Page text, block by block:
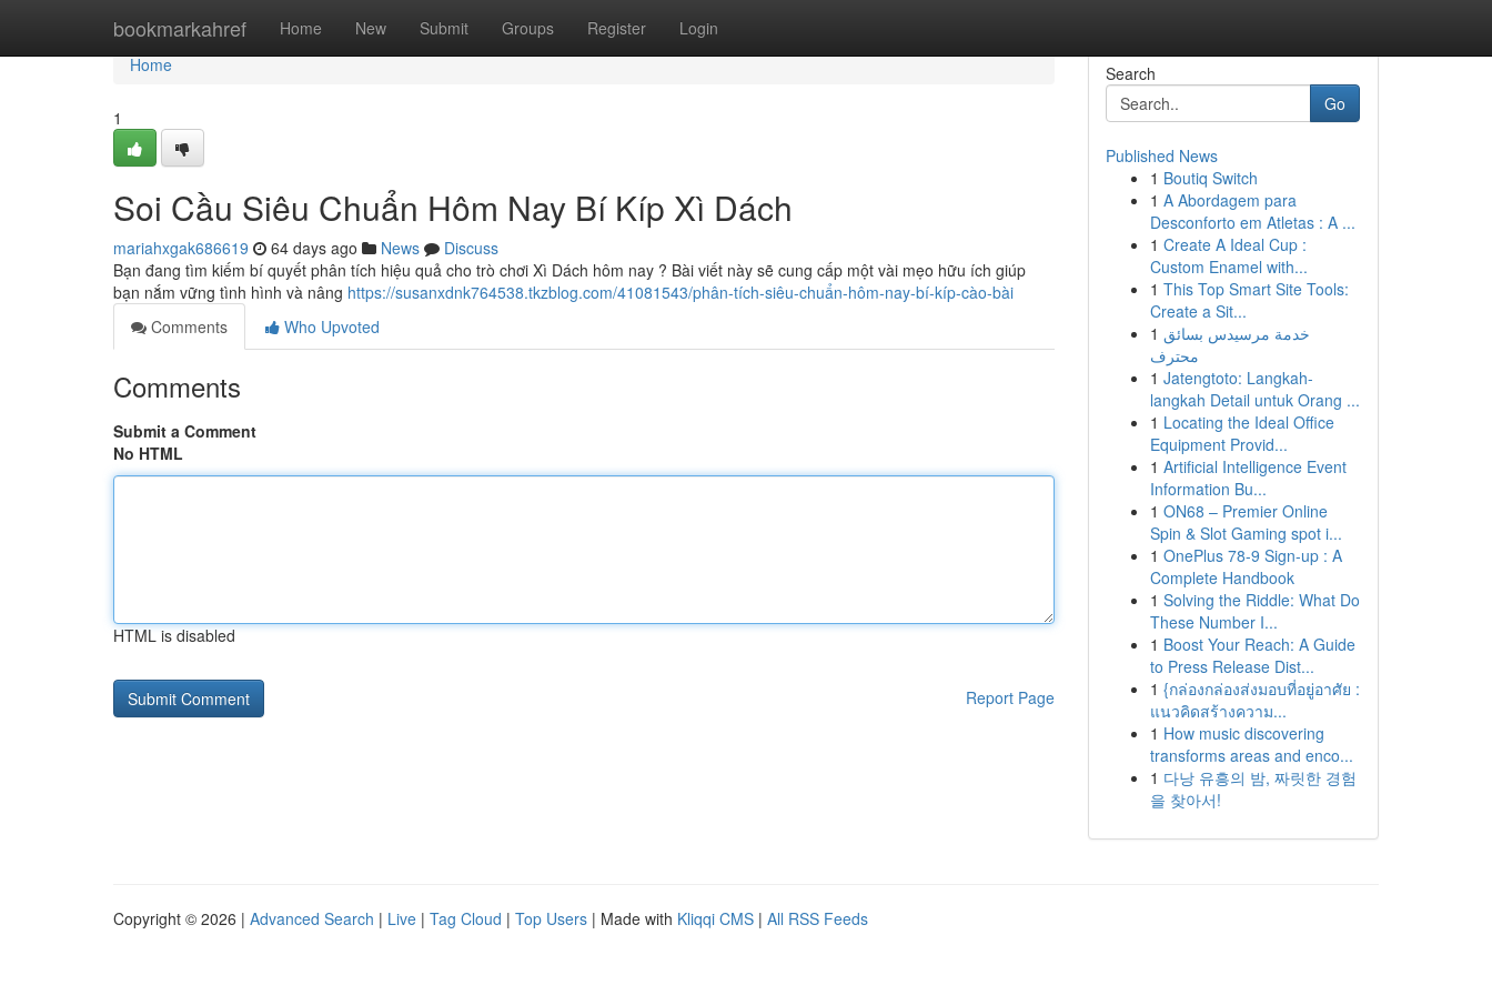
bookmarkahref Home New Submit Groups Register Login
Home
Home
1
Soi Cầu Siêu Chuẩn Hôm Nay Bí Kíp Xì Dách
mariahxgak686619 64 days ago News
Discuss
Bạn đang tìm kiếm bí quyết phân tích hiệu quả cho trò chơi Xì Dách hôm nay ? Bài viết này sẽ cung cấp một vài mẹo hữu ích giúp
bạn nắm vững tình hình và nâng https://susanxdnk764538.tkzblog.com/41081543/phân-tích-siêu-chuẩn-hôm-nay-bí-kíp-cào-bài
Comments
Who Upvoted
Comments
Submit a Comment
No HTML
HTML is disabled
Report Page
Search
Go
Published News
1 Boutiq Switch
1 A Abordagem para
Desconforto em Atletas : A ...
1 Create A Ideal Cup :
Custom Enamel with...
1 This Top Smart Site Tools:
Create a Sit...
1 خدمة مرسيدس بسائق
محترف
1 Jatengtoto: Langkah-
langkah Detail untuk Orang ...
1 Locating the Ideal Office
Equipment Provid...
1 Artificial Intelligence Event
Information Bu...
1 ON68 – Premier Online
Spin & Slot Gaming spot i...
1 OnePlus 78-9 Sign-up : A
Complete Handbook
1 Solving the Riddle: What Do
These Number I...
1 Boost Your Reach: A Guide
to Press Release Dist...
1 {กล่องกล่องส่งมอบที่อยู่อาศัย :
แนวคิดสร้างความ...
1 How music discovering
transforms areas and enco...
1 다낭 유흥의 밤, 짜릿한 경험
을 찾아서!
Copyright © 2026 | Advanced Search | Live | Tag Cloud | Top Users | Made with Kliqqi CMS | All RSS Feeds